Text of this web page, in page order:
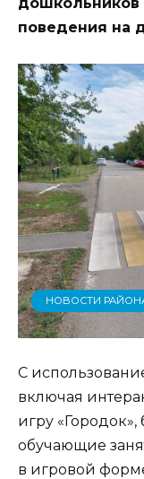
поведения на
НОВОСТИ
С
включая
игру
обучающие
в игровой